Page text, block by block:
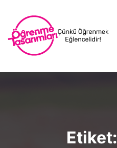
Etiket: